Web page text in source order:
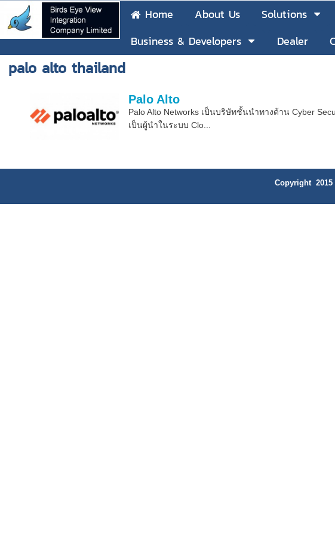
Home About Us Solutions
Business & Developers
Dealer
palo alto thailand
Palo Alto
Palo Alto Networks เป็นบริษัทชั้นนำทางด้าน Cyber
เป็นผู้นำในระบบ Clo...
Copyright 2015